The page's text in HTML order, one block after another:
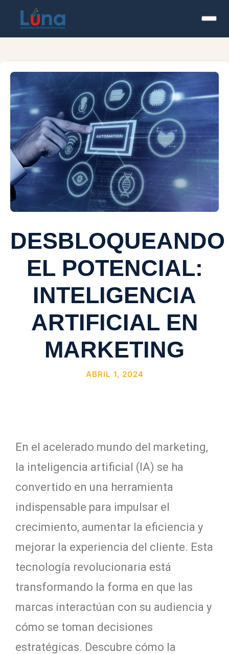
DESBLOQUEANDO
EL POTENCIAL:
INTELIGENCIA
ARTIFICIAL EN
MARKETING
ABRIL 1, 2024
En el acelerado mundo del marketing,
la inteligencia artificial (IA) se ha
convertido en una herramienta
indispensable para impulsar el
crecimiento, aumentar la eficiencia y
mejorar la experiencia del cliente. Esta
tecnología revolucionaria está
transformando la forma en que las
marcas interactúan con su audiencia y
cómo se toman decisiones
estratégicas. Descubre cómo la